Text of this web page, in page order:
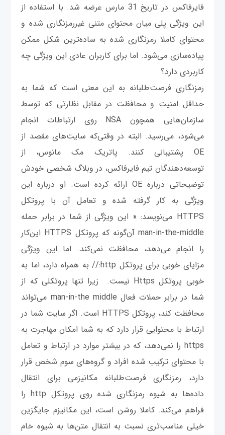
فایرفاکس در تاریخ 31 مارس عرضه شد. با استفاده از
این ویژگی پلی میان محتوای متنی غیررمزنگاری شده و
محتوای کاملا رمزنگاری شده به ساده‌ترین شکل ممکن
پیاده‌سازی می‌شود. اما برای کاربران عادی این ویژگی چه
کاربردی دارد؟
رمزنگاری فرصت‌طلبانه به این معنی است که شما به
حداقل امنیت و محافظت در مقابل نظارتی که توسط
سازمان‌هایی همچون NSA روی ارتباطات انجام
می‌شود، می‌رسید. البته در وقتی‌که سایت‌های مقصد از
OE پشتیبانی کنند. پاتریک مک مانوس، از
توسعه‌دهندگان تیم فایرفاکس، در وبلاگ شخصی خودش
توضیحاتی درباره OE ارائه کرده است. او درباره این
ویژگی به کار گرفته شده و تعامل آن با پروتکل
HTTPS می‌نویسد: « این ویژگی از شما در برابر حمله
man-in-the-middle آن‌گونه که پروتکل HTTPS این‌کار
را انجام می‌دهد، محافظت نمی‌کند. اما این ویژگی
مزایای خوبی برای پروتکل http:// به همراه دارد، اما به
خوبی پروتکل Https نیست. زیرا تنها پروتکلی که از
شما در برابر حملات فعال man-in-the middle می‌تواند
محافظت کند، پروتکل HTTPS است. اگر سایت شما در
ارتباط با محتوایی قرار دارد که به شما امکان مهاجرت به
https را نمی‌دهد، که در بیشتر موارد در ارتباط و تعامل
با محتوای ترکیب شده افراد و گروه‌های سوم شخص قرار
دارد، رمزنگاری فرصت‌طلبانه مکانیزمی برای انتقال
داده‌ها به شیوه رمزنگاری شده روی پروتکل http را
فراهم می‌کند. کاملا روشن است، این مکانیزم جایگزین
خیلی مناسب‌تری نسبت به انتقال متن‌ها به شیوه خام